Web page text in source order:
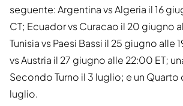
seguente: Argentina vs Algeria il 16
CT; Ecuador vs Curacao il 20 giugno
Tunisia vs Paesi Bassi il 25 giugno alle
vs Austria il 27 giugno alle 22:00 ET;
Secondo Turno il 3 luglio; e un Quarto
luglio.